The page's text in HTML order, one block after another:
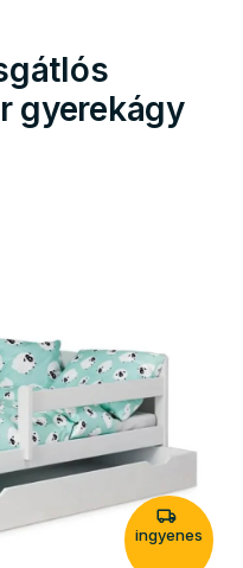
gyerekágy
ingyenes